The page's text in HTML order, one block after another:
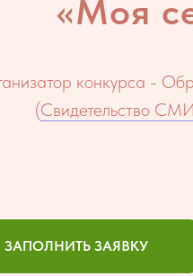
«Моя
конкурса -
(Свидетельство
ЗАПОЛНИТЬ ЗАЯВКУ